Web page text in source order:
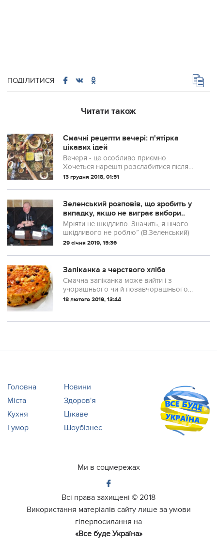
ПОДІЛИТИСЯ
Читати також
Смачні рецепти вечері: п'ятірка
цікавих ідей
Вечеря - це особливо приємно.
Хочеться нарешті розслабитися після
напруженого трудового дня, випити
день.
13 грудня 2018, 01:51
Зеленський розповів, що зробить у
випадку, якшо не виграє вибори..
Мріяти не шкідливо. Значить, я нічого
шкідливого не роблю” (В.Зеленський)
29 січня 2019, 15:36
Запіканка з черствого хліба
Смачна запіканка може вийти і з
учорашнього чи й позавчорашнього
хліба. Це той варіант, коли “чим
18 лютого 2019, 13:44
Головна
Новини
Міста
Здоров'я
Кухня
Цікаве
Гумор
Шоубізнес
Ми в соцмережах
Всі права захищені © 2018
Використання матеріалів сайту лише за умови
гіперпосилання на
«Все буде Україна»